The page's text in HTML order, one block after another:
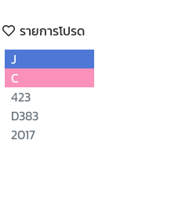
รายการโปรด
J
C
423
D383
2017